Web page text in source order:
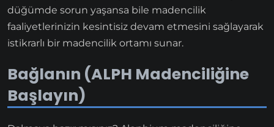
düğümde sorun yaşansa bile madencilik
faaliyetlerinizin kesintisiz devam etmesini sağlayarak
istikrarlı bir madencilik ortamı sunar.
Bağlanın (ALPH Madenciliğine
Başlayın)